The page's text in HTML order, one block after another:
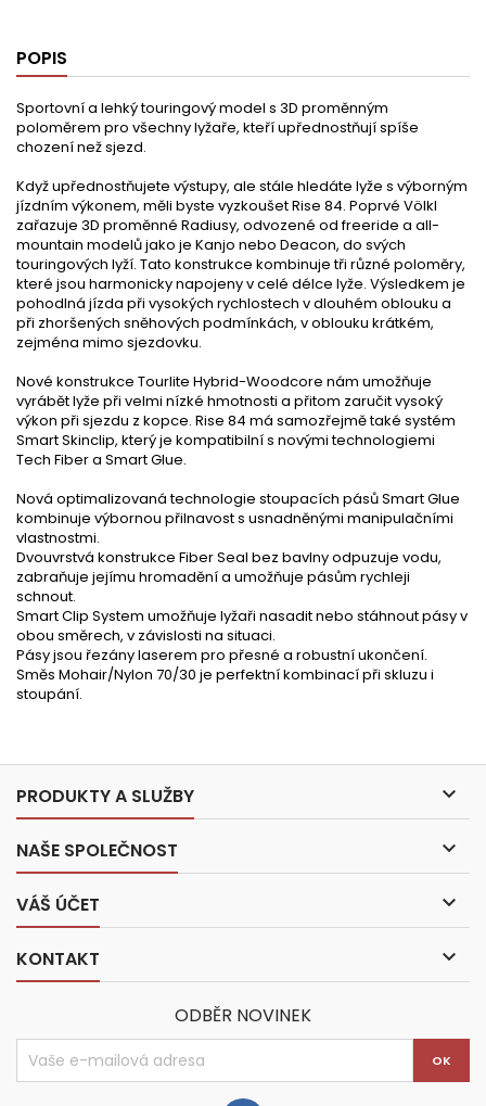
POPIS
Sportovní a lehký touringový model s 3D proměnným
poloměrem pro všechny lyžaře, kteří upřednostňují spíše
chození než sjezd.
Když upřednostňujete výstupy, ale stále hledáte lyže s výborným
jízdním výkonem, měli byste vyzkoušet Rise 84. Poprvé Völkl
zařazuje 3D proměnné Radiusy, odvozené od freeride a all-
mountain modelů jako je Kanjo nebo Deacon, do svých
touringových lyží. Tato konstrukce kombinuje tři různé poloměry,
které jsou harmonicky napojeny v celé délce lyže. Výsledkem je
pohodlná jízda při vysokých rychlostech v dlouhém oblouku a
při zhoršených sněhových podmínkách, v oblouku krátkém,
zejména mimo sjezdovku.
Nové konstrukce Tourlite Hybrid-Woodcore nám umožňuje
vyrábět lyže při velmi nízké hmotnosti a přitom zaručit vysoký
výkon při sjezdu z kopce. Rise 84 má samozřejmě také systém
Smart Skinclip, který je kompatibilní s novými technologiemi
Tech Fiber a Smart Glue.
Nová optimalizovaná technologie stoupacích pásů Smart Glue
kombinuje výbornou přilnavost s usnadněnými manipulačními
vlastnostmi.
Dvouvrstvá konstrukce Fiber Seal bez bavlny odpuzuje vodu,
zabraňuje jejímu hromadění a umožňuje pásům rychleji
schnout.
Smart Clip System umožňuje lyžaři nasadit nebo stáhnout pásy v
obou směrech, v závislosti na situaci.
Pásy jsou řezány laserem pro přesné a robustní ukončení.
Směs Mohair/Nylon 70/30 je perfektní kombinací při skluzu i
stoupání.
PRODUKTY A SLUŽBY 
NAŠE SPOLEČNOST 
VÁŠ ÚČET 
KONTAKT 
ODBĚR NOVINEK